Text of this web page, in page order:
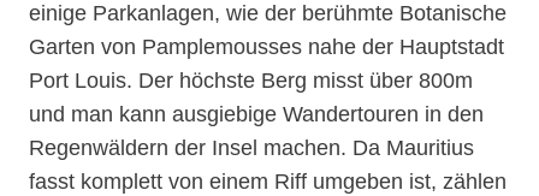
einige Parkanlagen, wie der berühmte Botanische
Garten von Pamplemousses nahe der Hauptstadt
Port Louis. Der höchste Berg misst über 800m
und man kann ausgiebige Wandertouren in den
Regenwäldern der Insel machen. Da Mauritius
fasst komplett von einem Riff umgeben ist, zählen